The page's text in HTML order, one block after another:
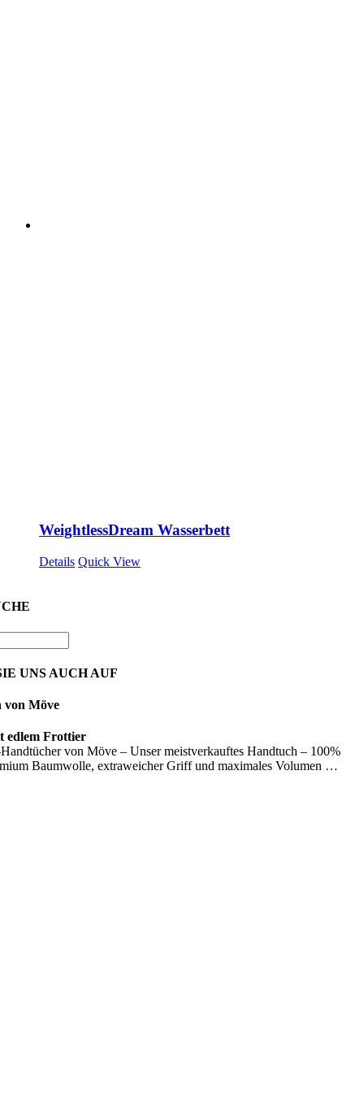
WeightlessDream Wasserbett
Details Quick View
UNS AUCH AUF
von Möve
edlem Frottier
von Möve – Unser meistverkauftes Handtuch – 100%
Baumwolle, extraweicher Griff und maximales Volumen …